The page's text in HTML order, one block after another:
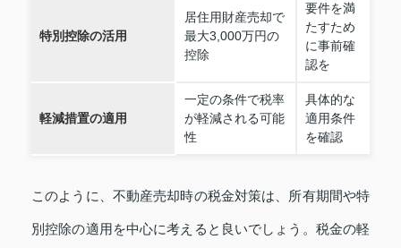
特別控除の活用
居住用財産売却で
最大3,000万円の
控除
要件を満
たすため
に事前確
認を
軽減措置の適用
一定の条件で税率
が軽減される可能
性
具体的な
適用条件
を確認
このように、不動産売却時の税金対策は、所有期間や特
別控除の適用を中心に考えると良いでしょう。税金の軽